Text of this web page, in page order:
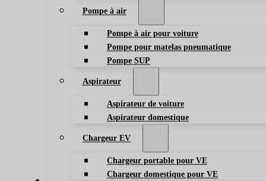
Pompe à air
Pompe à air pour voiture
Pompe pour matelas pneumatique
Pompe SUP
Aspirateur
Aspirateur de voiture
Aspirateur domestique
Chargeur EV
Chargeur portable pour VE
Chargeur domestique pour VE